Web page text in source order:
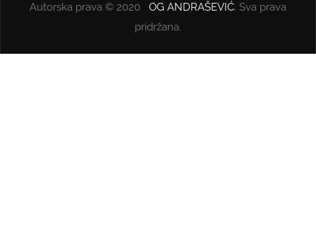
Autorska prava © 2020 OG ANDRAŠEVIĆ. Sva prava
pridržana.